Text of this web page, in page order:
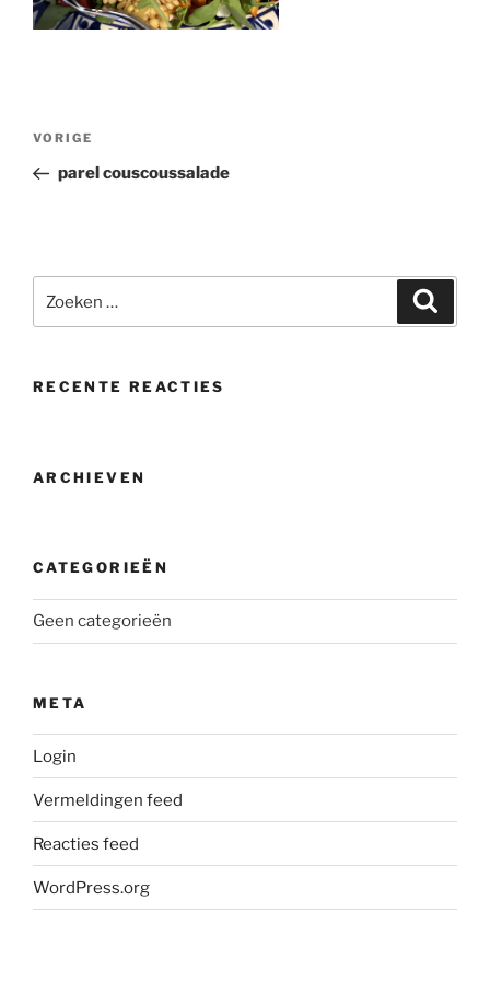
Bericht
Vorig
bericht
VORIGE
parel couscoussalade
naar:
RECENTE REACTIES
ARCHIEVEN
CATEGORIEËN
Geen categorieën
META
Login
Vermeldingen feed
Reacties feed
WordPress.org